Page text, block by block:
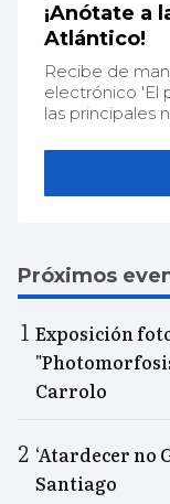
¡Anótate a
Atlántico!
Recibe de
electrónico 'El
las principales
Próximos
Exposición
Carrolo
‘Atardecer no
Santiago